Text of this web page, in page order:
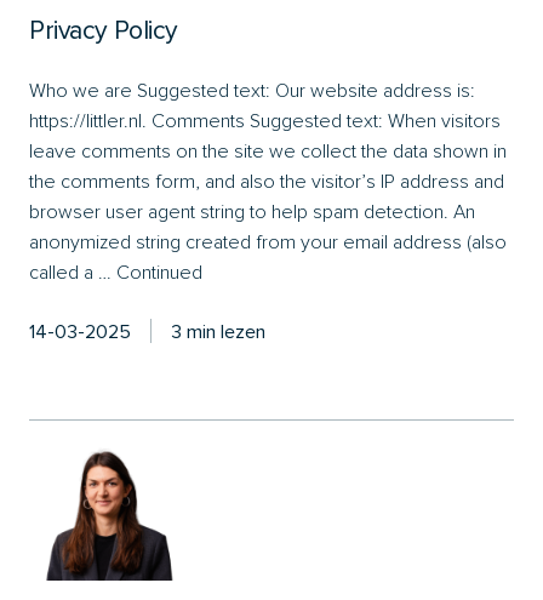
Privacy Policy
Who we are Suggested text: Our website address is:
https://littler.nl. Comments Suggested text: When visitors
leave comments on the site we collect the data shown in
the comments form, and also the visitor’s IP address and
browser user agent string to help spam detection. An
anonymized string created from your email address (also
called a … Continued
14-03-2025 3 min lezen